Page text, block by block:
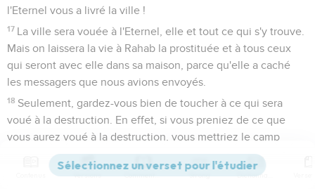
l'Eternel vous a livré la ville !
17 La ville sera vouée à l'Eternel, elle et tout ce qui s'y trouve.
Mais on laissera la vie à Rahab la prostituée et à tous ceux
qui seront avec elle dans sa maison, parce qu'elle a caché
les messagers que nous avions envoyés.
18 Seulement, gardez-vous bien de toucher à ce qui sera
voué à la destruction. En effet, si vous preniez de ce que
vous aurez voué à la destruction, vous mettriez le camp
d'Israël sous une menace de destruction et vous causeriez
son malheur. Versions Commentaires Strong